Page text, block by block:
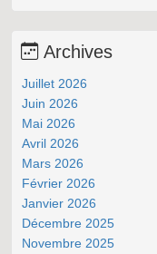
Archives
Juillet 2026
Juin 2026
Mai 2026
Avril 2026
Mars 2026
Février 2026
Janvier 2026
Décembre 2025
Novembre 2025